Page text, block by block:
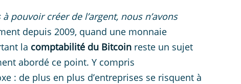
pouvoir créer de l’argent, nous n’avons
depuis 2009, quand une monnaie
la comptabilité du Bitcoin reste un sujet
abordé ce point. Y compris
: de plus en plus d’entreprises se risquent à